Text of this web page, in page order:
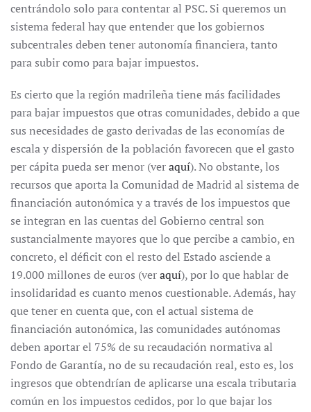
centrándolo solo para contentar al PSC. Si queremos un
sistema federal hay que entender que los gobiernos
subcentrales deben tener autonomía financiera, tanto
para subir como para bajar impuestos.
Es cierto que la región madrileña tiene más facilidades
para bajar impuestos que otras comunidades, debido a que
sus necesidades de gasto derivadas de las economías de
escala y dispersión de la población favorecen que el gasto
per cápita pueda ser menor (veraquí). No obstante, los
recursos que aporta la Comunidad de Madrid al sistema de
financiación autonómica y a través de los impuestos que
se integran en las cuentas del Gobierno central son
sustancialmente mayores que lo que percibe a cambio, en
concreto, el déficit con el resto del Estado asciende a
19.000 millones de euros (veraquí), por lo que hablar de
insolidaridad es cuanto menos cuestionable. Además, hay
que tener en cuenta que, con el actual sistema de
financiación autonómica, las comunidades autónomas
deben aportar el 75% de su recaudación normativa al
Fondo de Garantía, no de su recaudación real, esto es, los
ingresos que obtendrían de aplicarse una escala tributaria
común en los impuestos cedidos, por lo que bajar los